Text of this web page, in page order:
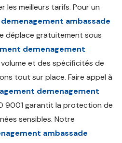
les meilleurs tarifs. Pour un
ambassade
déplace gratuitement sous
demenagement
et des spécificités de
tout sur place. Faire appel à
demenagement
9001 garantit la protection de
sensibles. Notre
ambassade